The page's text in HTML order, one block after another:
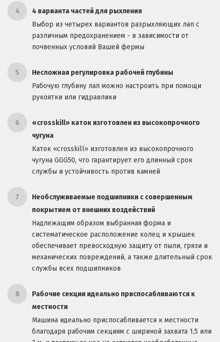
4
4 варианта частей для рыхления
Выбор из четырех вариантов разрыхляющих лап с
различным предохранением - в зависимости от
почвенных условий Вашей фермы
5
Несложная регулировка рабочей глубины
Рабочую глубину лап можно настроить при помощи
рукоятки или гидравлики
6
«crosskill» каток изготовлен из высокопрочного
чугуна
Каток «crosskill» изготовлен из высокопрочного
чугуна GGG50, что гарантирует его длинный срок
службы и устойчивость против камней
7
Необслуживаемые подшипники с совершенным
покрытием от внешних воздействий
Надлежащим образом выбранная форма и
систематическое расположение колец и крышек
обеспечивает превосходную защиту от пыли, грязи и
механических повреждений, а также длительный срок
службы всех подшипников
8
Рабочие секции идеально приспосабливаются к
местности
Машина идеально приспосабливается к местности
благодаря рабочим секциям с шириной захвата 1,5 или